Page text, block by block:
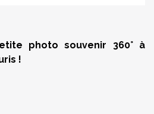
photo souvenir 360° à
!